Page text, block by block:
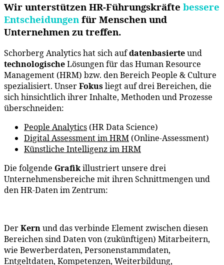
Wir unterstützen HR-Führungskräfte bessere
Entscheidungen für Menschen und
Unternehmen zu treffen.
Schorberg Analytics hat sich aufdatenbasierteund
technologischeLösungen für das Human Resource
Management (HRM) bzw. den Bereich People & Culture
spezialisiert. UnserFokusliegt auf drei Bereichen, die
sich hinsichtlich ihrer Inhalte, Methoden und Prozesse
überschneiden:
People Analytics (HR Data Science)
Digital Assessment im HRM (Online-Assessment)
Künstliche Intelligenz im HRM
Die folgende Grafikillustriert unsere drei
Unternehmensbereiche mit ihren Schnittmengen und
den HR-Daten im Zentrum:
DerKernund das verbinde Element zwischen diesen
Bereichen sind Datenvon (zukünftigen) Mitarbeitern,
wie Bewerberdaten, Personenstammdaten,
Entgeltdaten, Kompetenzen, Weiterbildung,